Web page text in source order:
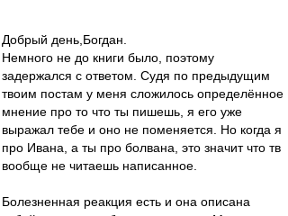
Добрый день,Богдан.
Немного не до книги было, поэтому
задержался с ответом. Судя по предыдущим
твоим постам у меня сложилось определённое
мнение про то что ты пишешь, я его уже
выражал тебе и оно не поменяется. Но когда я
про Ивана, а ты про болвана, это значит что тв
вообще не читаешь написанное.
Болезненная реакция есть и она описана